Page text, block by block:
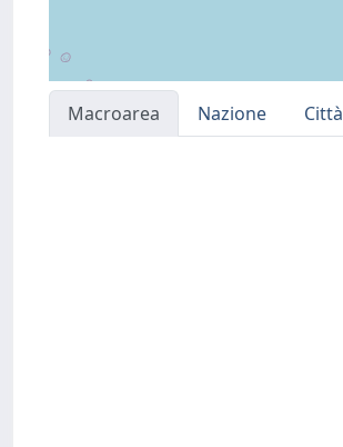
Macroarea Nazione Città